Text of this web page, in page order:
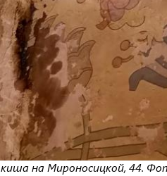
на Мироносицкой, 44.